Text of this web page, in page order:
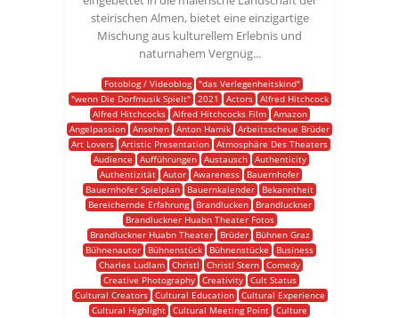
steirischen Almen, bietet eine einzigartige
Mischung aus kulturellem Erlebnis und
naturnahem Vergnüg...
Fotoblog / Videoblog
"das Verlegenheitskind"
"wenn Die Dorfmusik Spielt"
2021 Actors
Alfred Hitchcock
Alfred Hitchcocks
Alfred Hitchcocks Film
Amazon
Angelpassion Ansehen Anton Hamik Arbeitsscheue Brüder
Art Lovers Artistic Presentation Atmosphäre Des Theaters
Audience
Aufführungen Austausch
Authenticity
Authentizität Autor Awareness
Bauernhofer
Bauernhofer Spielplan
Bauernkalender
Bekanntheit
Bereichernde Erfahrung
Brandlucken
Brandluckner
Brandluckner Huabn Theater Fotos
Brandluckner Huabn Theater
Brüder
Bühnen Graz
Bühnenautor
Bühnenstück Bühnenstücke
Business
Charles Ludlam Christl Christl Stern Comedy
Creative Photography
Creativity
Cult Status
Cultural Creators
Cultural Education
Cultural Experience
Cultural Highlight Cultural Meeting Point Culture